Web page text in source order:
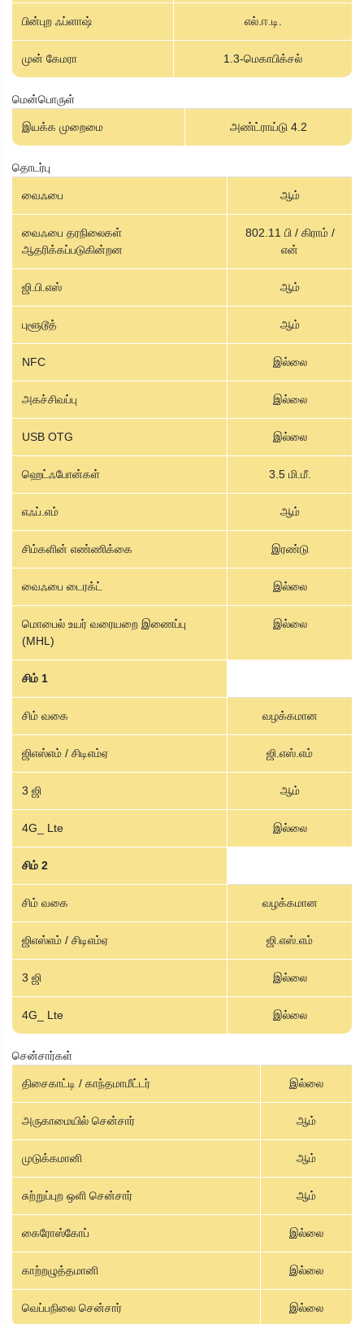
பின்புற ஃப்ளாஷ் எல்.ஈ.டி.
முன் கேமரா 1.3-மெகாபிக்சல்
மென்பொருள்
இயக்க முறைமை அண்ட்ராய்டு 4.2
தொடர்பு
வைஃபை ஆம்
வைஃபை தரநிலைகள்
ஆதரிக்கப்படுகின்றன
802.11 பி / கிராம் /
என்
ஜி.பி.எஸ் ஆம்
புளூடூத் ஆம்
NFC இல்லை
அகச்சிவப்பு இல்லை
USB OTG இல்லை
ஹெட்ஃபோன்கள் 3.5 மி.மீ.
எஃப்.எம் ஆம்
சிம்களின் எண்ணிக்கை இரண்டு
வைஃபை டைரக்ட் இல்லை
மொபைல் உயர் வரையறை இணைப்பு
(MHL)
இல்லை
சிம் 1
சிம் வகை வழக்கமான
ஜிஎஸ்எம் / சிடிஎம்ஏ ஜி.எஸ்.எம்
3 ஜி ஆம்
4G_ Lte இல்லை
சிம் 2
சிம் வகை வழக்கமான
ஜிஎஸ்எம் / சிடிஎம்ஏ ஜி.எஸ்.எம்
3 ஜி இல்லை
4G_ Lte இல்லை
சென்சார்கள்
திசைகாட்டி / காந்தமாமீட்டர் இல்லை
அருகாமையில் சென்சார் ஆம்
முடுக்கமானி ஆம்
சுற்றுப்புற ஒளி சென்சார் ஆம்
கைரோஸ்கோப் இல்லை
காற்றழுத்தமானி இல்லை
வெப்பநிலை சென்சார் இல்லை